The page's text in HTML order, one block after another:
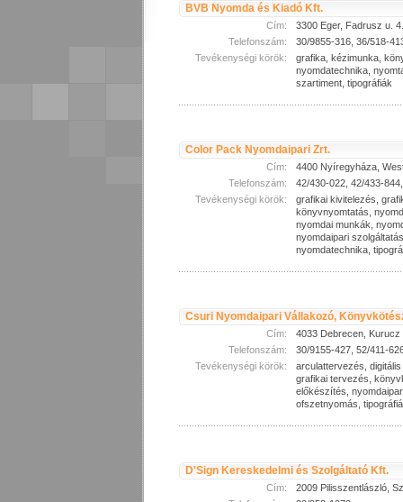
BVB Nyomda és Kiadó Kft.
Cím:
3300 Eger, Fadrusz u. 4.
Telefonszám:
30/9855-316, 36/518-
Tevékenységi körök:
grafika, kézimunka,
nyomdatechnika,
szartiment, tipográfiák
Color Pack Nyomdaipari Zrt.
Cím:
4400 Nyíregyháza,
Telefonszám:
42/430-022, 42/433-
Tevékenységi körök:
grafikai kivitelezés,
könyvnyomtatás,
nyomdai munkák,
nyomdaipari
nyomdatechnika,
Csuri Nyomdaipari Vállakozó,
Cím:
4033 Debrecen, Kurucz
Telefonszám:
30/9155-427, 52/411-
Tevékenységi körök:
arculattervezés,
grafikai tervezés,
előkészítés,
ofszetnyomás,
D'Sign Kereskedelmi és Szolgáltató Kft.
Cím:
2009 Pilisszentlászló,